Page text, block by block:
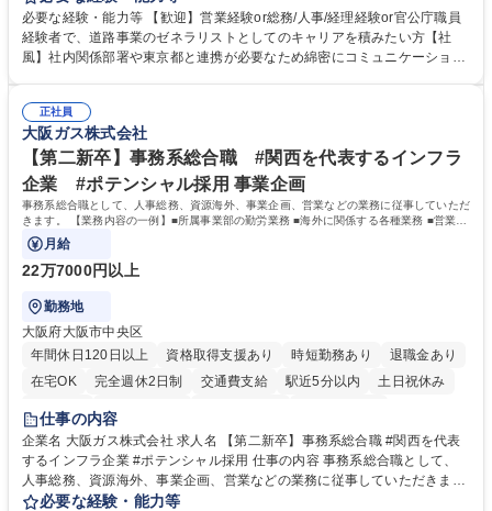
制度やキャリア支援が充実しております！ ※下記業務詳細 【業務詳細】■
管理部門：広報、人事、経理など当公社の運営に係る管理業務 ■収益部
門：駐車場の新規開拓、管理運営、新宿駅西口広場の「イベントコーナ
道路施設や道路工事現場の見学ツアー事業 ※入社後は上記いずれかの部門
へ配属。※業務内容変更の範囲：会社の定める業務 募集職種 【都庁グル
ープ】総合職（事務）◇残業月平均9時間未満／有給年平均16日取得
必要な経験・能力等 【歓迎】営業経験or総務/人事/経理経験or官公庁職員
経験者で、道路事業のゼネラリストとしてのキャリアを積みたい方【社
風】社内関係部署や東京都と連携が必要なため綿密にコミュニケーション
部門など多岐に渡る業務を経験できます。 ■様々なプロジェクト：駐車場
事業の他、新宿駅西口広場内に設置された照明を兼ねた広告「ブライトサ
イン」の管理運営を行うなど、事業収益を生み出す活動を積極的に行って
います。 学歴・資格 学歴：大学院 大学 高専 短大 専修学校 高校 語学力：
資格：
正社員
大阪ガス株式会社
【第二新卒】事務系総合職 #関西を代表するインフラ
企業 #ポテンシャル採用 事業企画
事務系総合職として、人事総務、資源海外、事業企画、営業などの業務に従事していただ
きます。 【業務内容の一例】■所属事業部の勤労業務 ■海外に関係する各種業務 ■営業部
門の企画スタッフ、ルート営業
月給
22万7000円以上
勤務地
大阪府大阪市中央区
年間休日120日以上
資格取得支援あり 時短勤務あり
退職金あり
在宅OK
完全週休2日制 交通費支給 駅近5分以内
土日祝休み
服装自由
第二新卒歓迎
仕事の内容
企業名 大阪ガス株式会社 求人名 【第二新卒】事務系総合職 #関西を代表
するインフラ企業 #ポテンシャル採用 仕事の内容 事務系総合職として、
人事総務、資源海外、事業企画、営業などの業務に従事していただきま
す。 【業務内容の一例】■所属事業部の勤労業務 ■海外に関係する各種業
必要な経験・能力等